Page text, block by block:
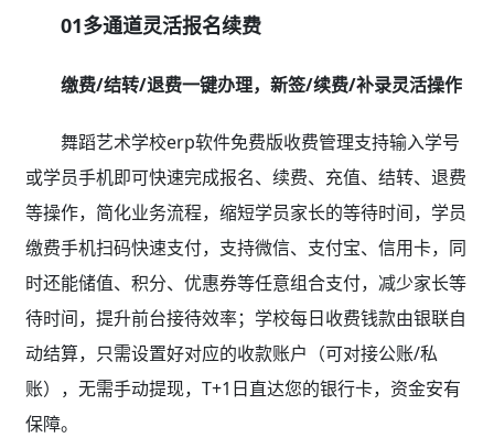
01多通道灵活报名续费
缴费/结转/退费一键办理，新签/续费/补录灵活操作
舞蹈艺术学校erp软件免费版收费管理支持输入学号
或学员手机即可快速完成报名、续费、充值、结转、退费
等操作，简化业务流程，缩短学员家长的等待时间，学员
缴费手机扫码快速支付，支持微信、支付宝、信用卡，同
时还能储值、积分、优惠券等任意组合支付，减少家长等
待时间，提升前台接待效率；学校每日收费钱款由银联自
动结算，只需设置好对应的收款账户（可对接公账/私
账），无需手动提现，T+1日直达您的银行卡，资金安有
保障。